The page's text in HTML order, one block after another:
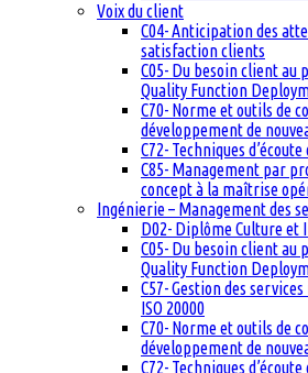
Voix du client
C04- Anticipation des
satisfaction clients
C05- Du besoin client au
Quality Function
C70- Norme et outils de
développement de
C72- Techniques
C85- Management par
concept à la maîtrise
Ingénierie – Management des
D02- Diplôme Culture et
C05- Du besoin client au
Quality Function
C57- Gestion des
ISO 20000
C70- Norme et outils de
développement de
C72- Techniques